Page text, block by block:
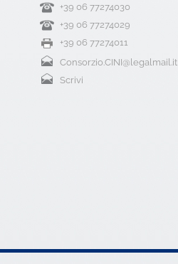
+39 06 77274030
+39 06 77274029
+39 06 77274011
Consorzio.CINI@legalmail.it
Scrivi